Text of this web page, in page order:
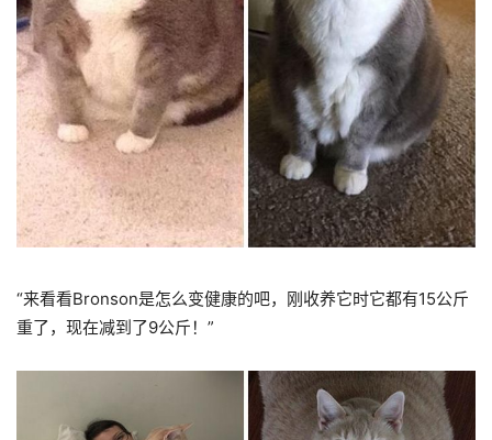
“来看看Bronson是怎么变健康的吧，刚收养它时它都有15公斤
重了，现在减到了9公斤！”